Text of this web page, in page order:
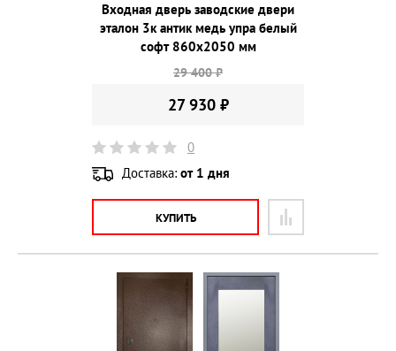
Входная дверь заводские двери
эталон 3к антик медь упра белый
софт 860х2050 мм
29 400 ₽
27 930 ₽
0
Доставка: от 1 дня
КУПИТЬ